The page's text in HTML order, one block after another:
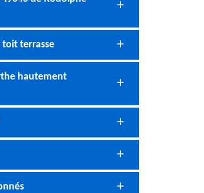
terrasse
hautement